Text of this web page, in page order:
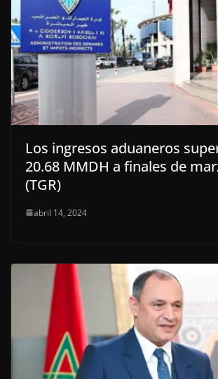
Los ingresos aduaneros
20.68 MMDH a finales de
(TGR)
abril 14, 2024